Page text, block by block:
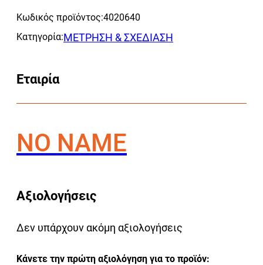
ΠΑΛΑΜΗΣ
ποσότητα
Κωδικός προϊόντος:4020640
Κατηγορία:ΜΕΤΡΗΣΗ & ΣΧΕΔΙΑΣΗ
Εταιρία
NO NAME
Αξιολογήσεις
Δεν υπάρχουν ακόμη αξιολογήσεις
Κάνετε την πρώτη αξιολόγηση για το προϊόν: